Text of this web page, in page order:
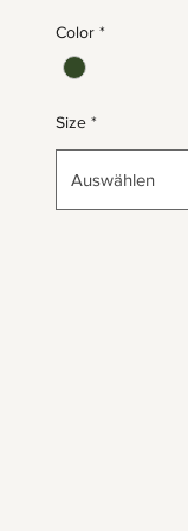
Color *
Size *
Auswählen